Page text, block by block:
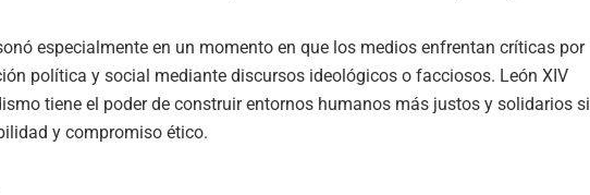
especialmente en un momento en que los medios enfrentan críticas por
política y social mediante discursos ideológicos o facciosos. León XIV
tiene el poder de construir entornos humanos más justos y solidarios si
y compromiso ético.